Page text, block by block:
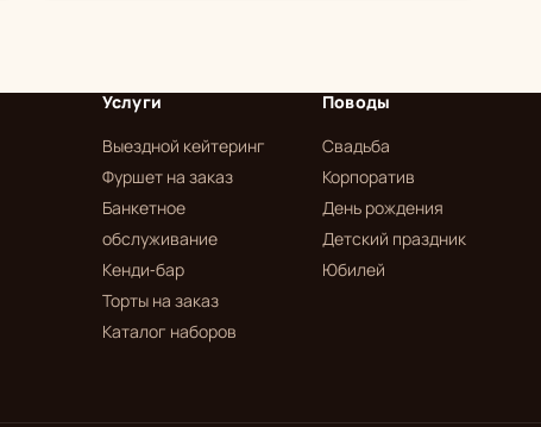
Услуги
Выездной кейтеринг
Фуршет на заказ
Банкетное
обслуживание
Кенди-бар
Торты на заказ
Каталог наборов
Поводы
Свадьба
Корпоратив
День рождения
Детский праздник
Юбилей